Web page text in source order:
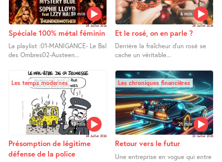
58 min
24 Juillet 2026
Spéciale 100% métal féminin
La playlist :01-MANIGANCE- Le Bal
des Ombres02-Austeen...
6 min
24 Juillet 2026
Et le rosé, on en parle ?
Derrière la fraîcheur d’un rosé se
cache un véritable...
13 min
Les temps modernes
24 Juillet 2026
Présomption de légitime
défense de la police
21 min
Les chroniques financières
23 Juillet 2026
Retour vers le futur
Une entreprise en vogue qui entre